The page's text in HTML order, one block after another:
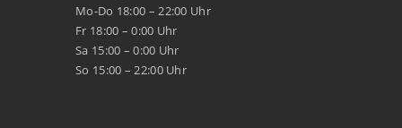
Mo-Do 18:00 – 22:00 Uhr
Fr 18:00 – 0:00 Uhr
Sa 15:00 – 0:00 Uhr
So 15:00 – 22:00 Uhr